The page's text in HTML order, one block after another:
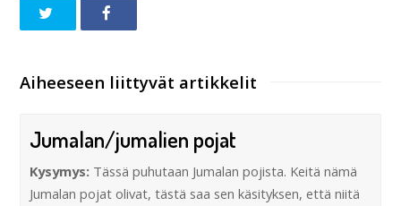
Aiheeseen liittyvät artikkelit
Jumalan/jumalien pojat
Kysymys: Tässä puhutaan Jumalan pojista. Keitä nämä
Jumalan pojat olivat, tästä saa sen käsityksen, että niitä